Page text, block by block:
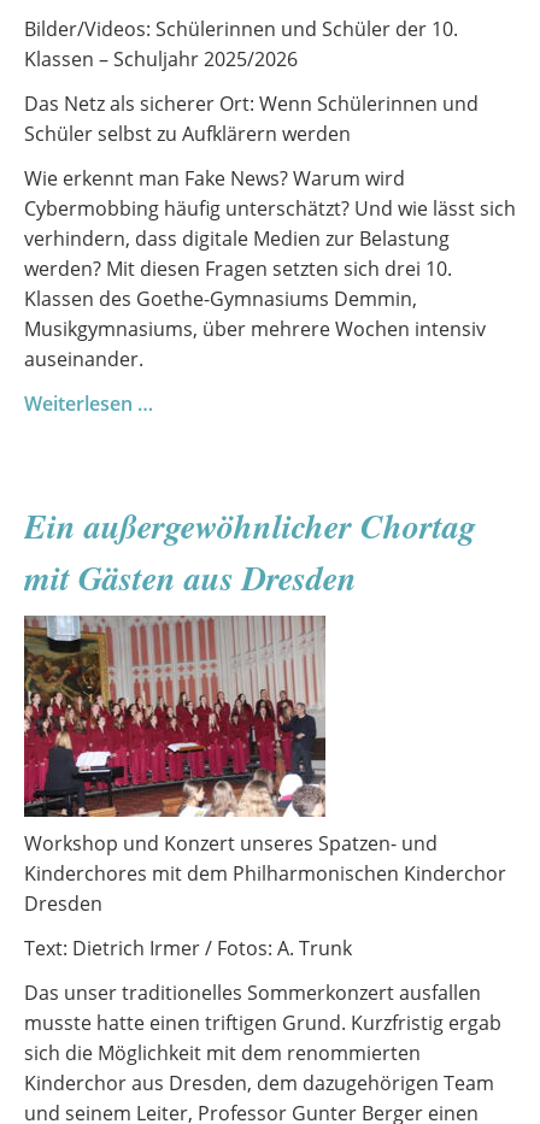
Bilder/Videos: Schülerinnen und Schüler der 10.
Klassen – Schuljahr 2025/2026
Das Netz als sicherer Ort: Wenn Schülerinnen und
Schüler selbst zu Aufklärern werden
Wie erkennt man Fake News? Warum wird
Cybermobbing häufig unterschätzt? Und wie lässt sich
verhindern, dass digitale Medien zur Belastung
werden? Mit diesen Fragen setzten sich drei 10.
Klassen des Goethe-Gymnasiums Demmin,
Musikgymnasiums, über mehrere Wochen intensiv
auseinander.
Weiterlesen …
ein
Medienprojekt
der
10.
Klassen
Ein außergewöhnlicher Chortag
mit Gästen aus Dresden
Workshop und Konzert unseres Spatzen- und
Kinderchores mit dem Philharmonischen Kinderchor
Dresden
Text: Dietrich Irmer / Fotos: A. Trunk
Das unser traditionelles Sommerkonzert ausfallen
musste hatte einen triftigen Grund. Kurzfristig ergab
sich die Möglichkeit mit dem renommierten
Kinderchor aus Dresden, dem dazugehörigen Team
und seinem Leiter, Professor Gunter Berger einen